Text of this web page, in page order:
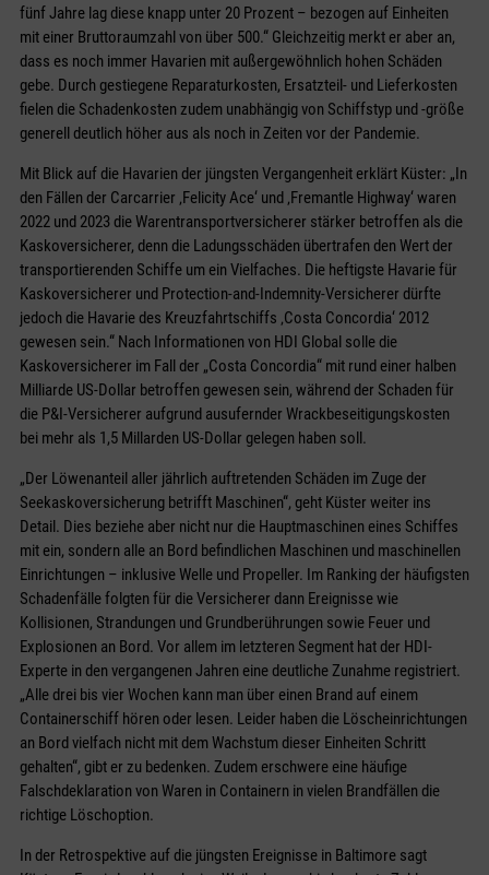
fünf Jahre lag diese knapp unter 20 Prozent – bezogen auf Einheiten
mit einer Bruttoraumzahl von über 500.“ Gleichzeitig merkt er aber an,
dass es noch immer Havarien mit außergewöhnlich hohen Schäden
gebe. Durch gestiegene Reparaturkosten, Ersatzteil- und Lieferkosten
fielen die Schadenkosten zudem unabhängig von Schiffstyp und -größe
generell deutlich höher aus als noch in Zeiten vor der Pandemie.
Mit Blick auf die Havarien der jüngsten Vergangenheit erklärt Küster: „In
den Fällen der Carcarrier ‚Felicity Ace‘ und ‚Fremantle Highway‘ waren
2022 und 2023 die Warentransportversicherer stärker betroffen als die
Kaskoversicherer, denn die Ladungsschäden übertrafen den Wert der
transportierenden Schiffe um ein Vielfaches. Die heftigste Havarie für
Kaskoversicherer und Protection-and-Indemnity-Versicherer dürfte
jedoch die Havarie des Kreuzfahrtschiffs ‚Costa Concordia‘ 2012
gewesen sein.“ Nach Informationen von HDI Global solle die
Kaskoversicherer im Fall der „Costa Concordia“ mit rund einer halben
Milliarde US-Dollar betroffen gewesen sein, während der Schaden für
die P&I-Versicherer aufgrund ausufernder Wrackbeseitigungskosten
bei mehr als 1,5 Millarden US-Dollar gelegen haben soll.
„Der Löwenanteil aller jährlich auftretenden Schäden im Zuge der
Seekaskoversicherung betrifft Maschinen“, geht Küster weiter ins
Detail. Dies beziehe aber nicht nur die Hauptmaschinen eines Schiffes
mit ein, sondern alle an Bord befindlichen Maschinen und maschinellen
Einrichtungen – inklusive Welle und Propeller. Im Ranking der häufigsten
Schadenfälle folgten für die Versicherer dann Ereignisse wie
Kollisionen, Strandungen und Grundberührungen sowie Feuer und
Explosionen an Bord. Vor allem im letzteren Segment hat der HDI-
Experte in den vergangenen Jahren eine deutliche Zunahme registriert.
„Alle drei bis vier Wochen kann man über einen Brand auf einem
Containerschiff hören oder lesen. Leider haben die Löscheinrichtungen
an Bord vielfach nicht mit dem Wachstum dieser Einheiten Schritt
gehalten“, gibt er zu bedenken. Zudem erschwere eine häufige
Falschdeklaration von Waren in Containern in vielen Brandfällen die
richtige Löschoption.
In der Retrospektive auf die jüngsten Ereignisse in Baltimore sagt